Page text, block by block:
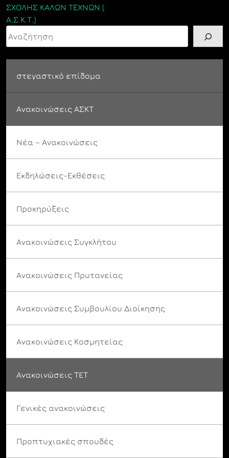
ΣΧΟΛΗΣ ΚΑΛΩΝ ΤΕΧΝΩΝ (
Α.Σ.Κ.Τ.)
Αναζήτηση
στεγαστικό επίδομα
Ανακοινώσεις ΑΣΚΤ
Νέα – Ανακοινώσεις
Εκδηλώσεις-Εκθέσεις
Προκηρύξεις
Ανακοινώσεις Συγκλήτου
Ανακοινώσεις Πρυτανείας
Ανακοινώσεις Συμβουλίου Διοίκησης
Ανακοινώσεις Κοσμητείας
Ανακοινώσεις ΤΕΤ
Γενικές ανακοινώσεις
Προπτυχιακές σπουδές